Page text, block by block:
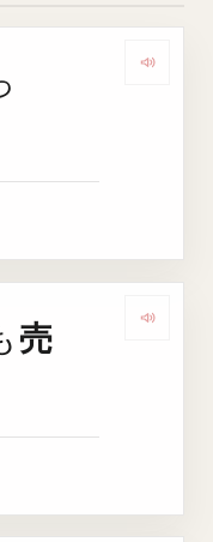
売